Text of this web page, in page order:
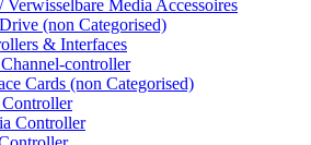
Verwisselbare Media Accessoires
(non Categorised)
& Interfaces
controller
Cards (non Categorised)
Controller